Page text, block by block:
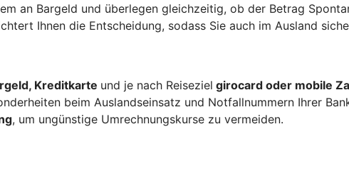
an Bargeld und überlegen gleichzeitig, ob der Betrag
Ihnen die Entscheidung, sodass Sie auch im Ausland
Kreditkarte und je nach Reiseziel girocard oder mobile
beim Auslandseinsatz und Notfallnummern Ihrer
, um ungünstige Umrechnungskurse zu vermeiden.